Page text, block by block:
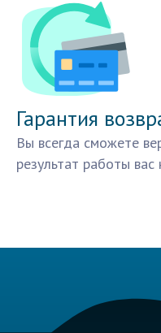
Гарантия
Вы всегда сможете
результат работы вас